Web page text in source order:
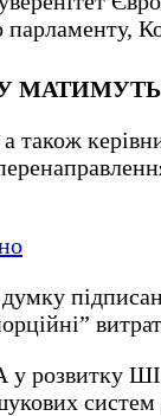
також
розвитку